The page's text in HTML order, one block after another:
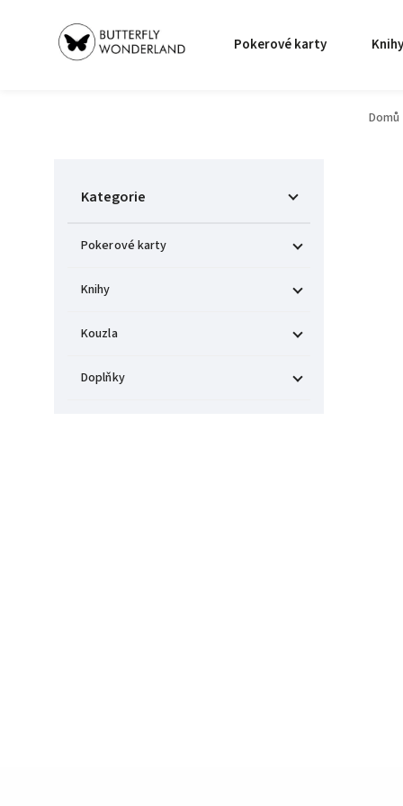
Pokerové karty Knihy
Domů
Kategorie
Pokerové karty
Knihy
Kouzla
Doplňky